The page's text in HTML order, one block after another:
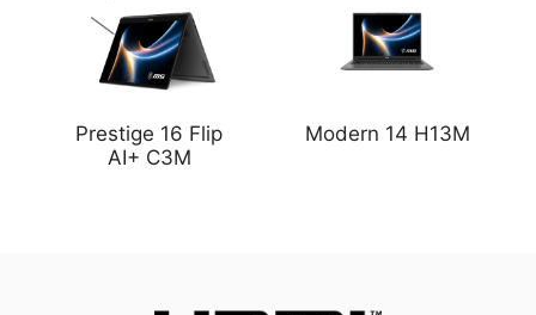
Prestige 16 Flip
AI+ C3M
Modern 14 H13M